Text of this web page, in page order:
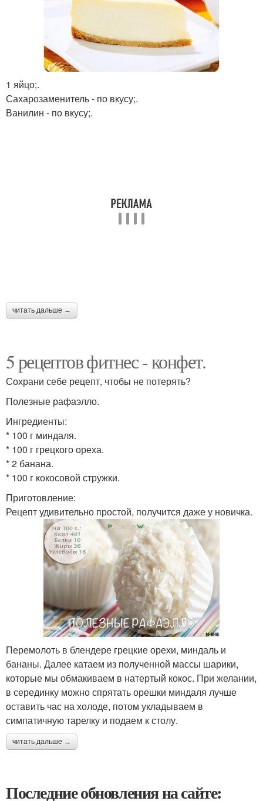
1 яйцо;.
Сахарозаменитель - по вкусу;.
Ванилин - по вкусу;.
читать дальше →
5 рецептов фитнес - конфет.
Сохрани себе рецепт, чтобы не потерять?
Полезные рафаэлло.
Ингредиенты:
* 100 г миндаля.
* 100 г грецкого ореха.
* 2 банана.
* 100 г кокосовой стружки.
Приготовление:
Рецепт удивительно простой, получится даже у новичка.
Перемолоть в блендере грецкие орехи, миндаль и
бананы. Далее катаем из полученной массы шарики,
которые мы обмакиваем в натертый кокос. При желании,
в серединку можно спрятать орешки миндаля лучше
оставить час на холоде, потом укладываем в
симпатичную тарелку и подаем к столу.
читать дальше →
Последние обновления на сайте: